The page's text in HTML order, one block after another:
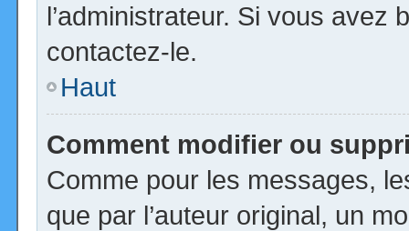
l’administrateur. Si vous avez
contactez-le.
Haut
Comment modifier ou
Comme pour les messages,
que par l’auteur original, un